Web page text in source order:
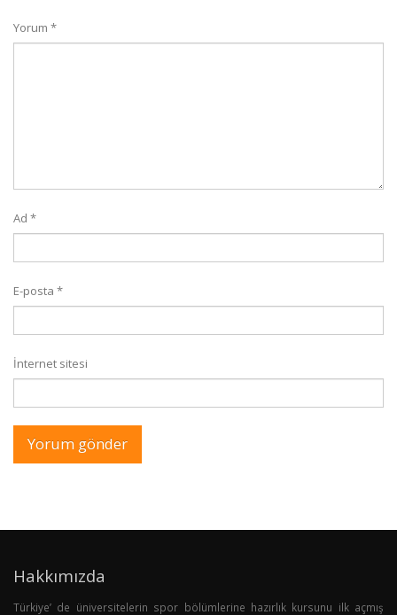
Yorum *
Ad *
E-posta *
İnternet sitesi
Hakkımızda
Türkiye’ de üniversitelerin spor bölümlerine hazırlık kursunu ilk açmış